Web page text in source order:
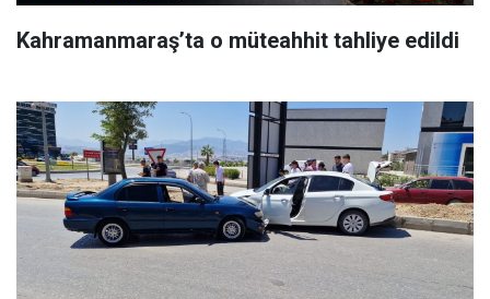
Kahramanmaraş’ta o müteahhit tahliye edildi